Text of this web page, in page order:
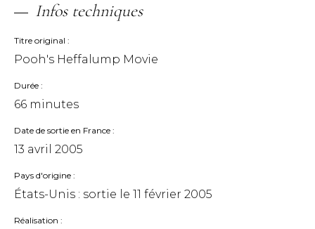
Infos techniques
Titre original
Pooh's Heffalump Movie
Durée
66 minutes
Date de sortie en France
13 avril 2005
Pays d'origine
États-Unis : sortie le 11 février 2005
Réalisation